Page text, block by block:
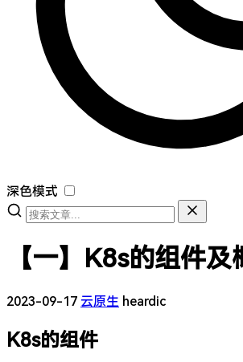
深色模式
【一】K8s的组件及
2023-09-17 云原生 heardic
K8s的组件